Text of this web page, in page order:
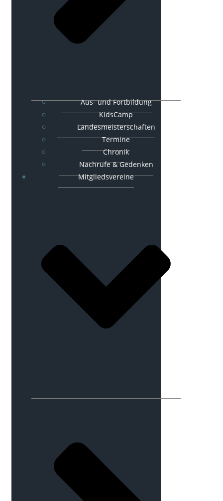
Aus- und Fortbildung
KidsCamp
Landesmeisterschaften
Termine
Chronik
Nachrufe & Gedenken
Mitgliedsvereine